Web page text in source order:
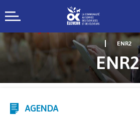
ENR2
ENR2
AGENDA